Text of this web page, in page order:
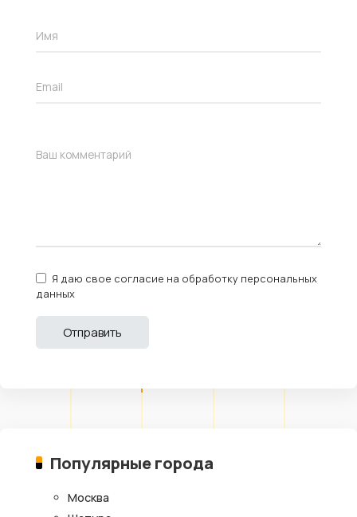
Я даю свое согласие на обработку персональных
данных
Популярные города
Москва